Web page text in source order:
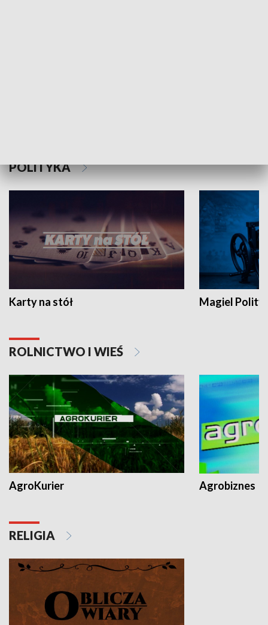
POLITYKA
Karty na stół Magiel
ROLNICTWO I WIEŚ
AgroKurier Agrobiznes
RELIGIA